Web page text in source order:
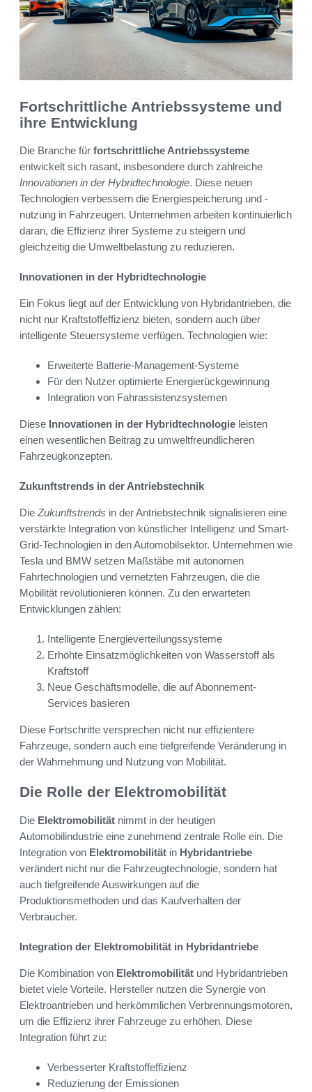
Fortschrittliche Antriebssysteme und
ihre Entwicklung
Die Branche für fortschrittliche Antriebssysteme
entwickelt sich rasant, insbesondere durch zahlreiche
Innovationen in der Hybridtechnologie. Diese neuen
Technologien verbessern die Energiespeicherung und -
nutzung in Fahrzeugen. Unternehmen arbeiten kontinuierlich
daran, die Effizienz ihrer Systeme zu steigern und
gleichzeitig die Umweltbelastung zu reduzieren.
Innovationen in der Hybridtechnologie
Ein Fokus liegt auf der Entwicklung von Hybridantrieben, die
nicht nur Kraftstoffeffizienz bieten, sondern auch über
intelligente Steuersysteme verfügen. Technologien wie:
Erweiterte Batterie-Management-Systeme
Für den Nutzer optimierte Energierückgewinnung
Integration von Fahrassistenzsystemen
Diese Innovationen in der Hybridtechnologie leisten
einen wesentlichen Beitrag zu umweltfreundlicheren
Fahrzeugkonzepten.
Zukunftstrends in der Antriebstechnik
Die Zukunftstrends in der Antriebstechnik signalisieren eine
verstärkte Integration von künstlicher Intelligenz und Smart-
Grid-Technologien in den Automobilsektor. Unternehmen wie
Tesla und BMW setzen Maßstäbe mit autonomen
Fahrtechnologien und vernetzten Fahrzeugen, die die
Mobilität revolutionieren können. Zu den erwarteten
Entwicklungen zählen:
Intelligente Energieverteilungssysteme
Erhöhte Einsatzmöglichkeiten von Wasserstoff als
Kraftstoff
Neue Geschäftsmodelle, die auf Abonnement-
Services basieren
Diese Fortschritte versprechen nicht nur effizientere
Fahrzeuge, sondern auch eine tiefgreifende Veränderung in
der Wahrnehmung und Nutzung von Mobilität.
Die Rolle der Elektromobilität
Die Elektromobilität nimmt in der heutigen
Automobilindustrie eine zunehmend zentrale Rolle ein. Die
Integration von Elektromobilität in Hybridantriebe
verändert nicht nur die Fahrzeugtechnologie, sondern hat
auch tiefgreifende Auswirkungen auf die
Produktionsmethoden und das Kaufverhalten der
Verbraucher.
Integration der Elektromobilität in Hybridantriebe
Die Kombination von Elektromobilität und Hybridantrieben
bietet viele Vorteile. Hersteller nutzen die Synergie von
Elektroantrieben und herkömmlichen Verbrennungsmotoren,
um die Effizienz ihrer Fahrzeuge zu erhöhen. Diese
Integration führt zu:
Verbesserter Kraftstoffeffizienz
Reduzierung der Emissionen